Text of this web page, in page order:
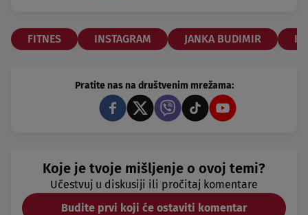
FITNES INSTAGRAM JANKA BUDIMIR
Pratite nas na društvenim mrežama:
Koje je tvoje mišljenje o ovoj temi?
Učestvuj u diskusiji ili pročitaj komentare
Budite prvi koji će ostaviti komentar